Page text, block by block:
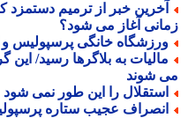
خبر از ترمیم دستمزد
آغاز می شود؟
خانگی پرسپولیس و
به بلاگرها رسید/ این
شوند
را این طور نمی شود
عجیب ستاره